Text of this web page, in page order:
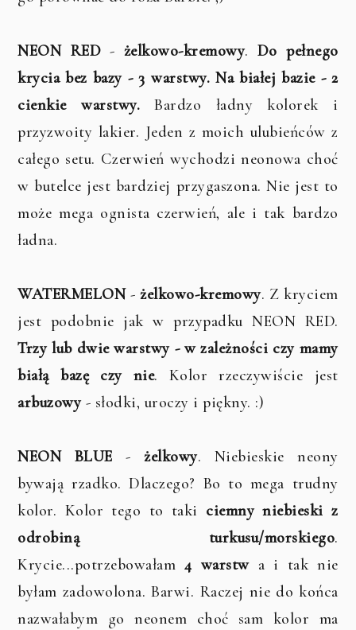
NEON RED - żelkowo-kremowy. Do pełnego
krycia bez bazy - 3 warstwy. Na białej bazie - 2
cienkie warstwy.Bardzo ładny kolorek i
przyzwoity lakier. Jeden z moich ulubieńców z
całego setu. Czerwień wychodzi neonowa choć
w butelce jest bardziej przygaszona. Nie jest to
może mega ognista czerwień, ale i tak bardzo
ładna.
WATERMELON-żelkowo-kremowy. Z kryciem
jest podobnie jak w przypadku NEON RED.
Trzy lub dwie warstwy - w zależności czy mamy
białą bazę czy nie. Kolor rzeczywiście jest
arbuzowy- słodki, uroczy i piękny. :)
NEON BLUE -żelkowy. Niebieskie neony
bywają rzadko. Dlaczego? Bo to mega trudny
kolor. Kolor tego to taki ciemny niebieski z
odrobiną turkusu/morskiego.
Krycie...potrzebowałam 4 warstwa i tak nie
byłam zadowolona. Barwi. Raczej nie do końca
nazwałabym go neonem choć sam kolor ma